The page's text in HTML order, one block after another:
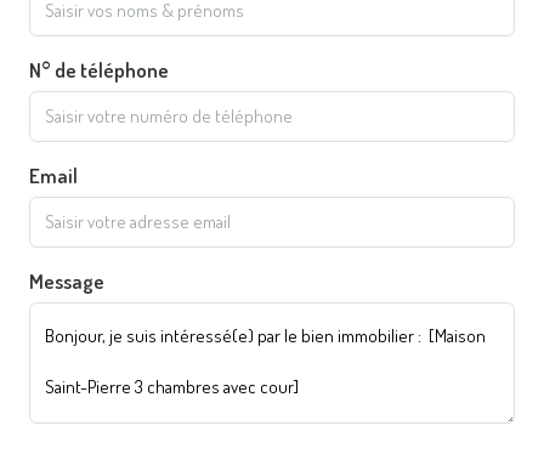
N° de téléphone
Email
Message